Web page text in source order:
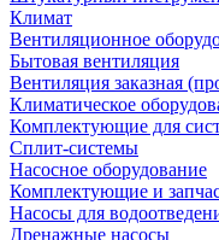
Климат
Вентиляционное
Бытовая вентиляция
Вентиляция заказная
Климатическое
Комплектующие для
Сплит-системы
Насосное оборудование
Комплектующие и
Насосы для
Дренажные насосы